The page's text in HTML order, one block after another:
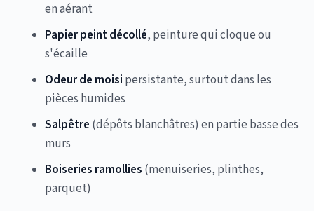
en aérant
Papier peint décollé, peinture qui cloque ou
s'écaille
Odeur de moisi persistante, surtout dans les
pièces humides
Salpêtre (dépôts blanchâtres) en partie basse des
murs
Boiseries ramollies (menuiseries, plinthes,
parquet)